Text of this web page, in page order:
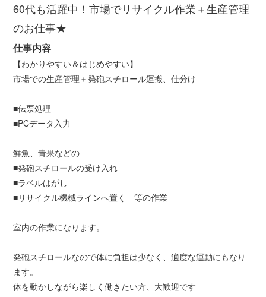
60代も活躍中！市場でリサイクル作業＋生産管理
のお仕事★
仕事内容
【わかりやすい＆はじめやすい】
市場での生産管理＋発砲スチロール運搬、仕分け
■伝票処理
■PCデータ入力
鮮魚、青果などの
■発砲スチロールの受け入れ
■ラベルはがし
■リサイクル機械ラインへ置く 等の作業
室内の作業になります。
発砲スチロールなので体に負担は少なく、適度な運動にもなり
ます。
体を動かしながら楽しく働きたい方、大歓迎です